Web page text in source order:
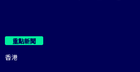
重點新聞
香港